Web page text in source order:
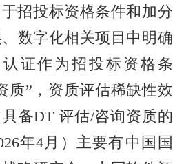
招投标资格条件和加分
数字化相关项目中明确
证作为招投标资格条
质”，资质评估稀缺性效
备DT 评估/咨询资质的
年4月）主要有‌中国国